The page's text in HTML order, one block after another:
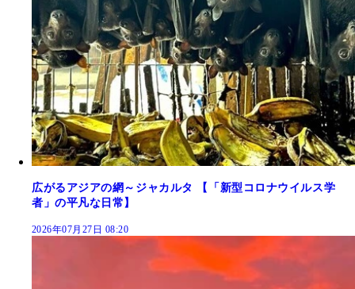
広がるアジアの網～ジャカルタ 【「新型コロナウイルス学
者」の平凡な日常】
2026年07月27日 08:20